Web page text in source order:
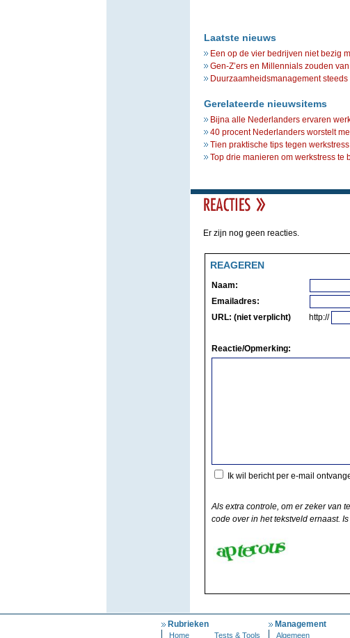
Laatste nieuws
Een op de vier bedrijven niet bezig
Gen-Z’ers en Millennials zouden
Duurzaamheidsmanagement
Gerelateerde nieuwsitems
Bijna alle Nederlanders ervaren
40 procent Nederlanders worstelt
Tien praktische tips tegen werkstress
Top drie manieren om werkstress te
Er zijn nog geen reacties.
REAGEREN
Naam:
Emailadres:
URL: (niet verplicht)
http://
Reactie/Opmerking:
Ik wil bericht per e-mail
Als extra controle, om er zeker van
code over in het tekstveld ernaast.
Rubrieken
Home Tests & Tools
Management
Algemeen